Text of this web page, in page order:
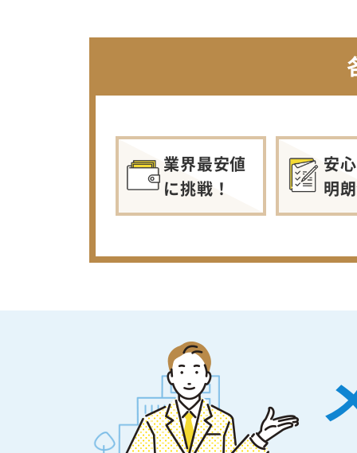
業界最安値
に挑戦！
安
明